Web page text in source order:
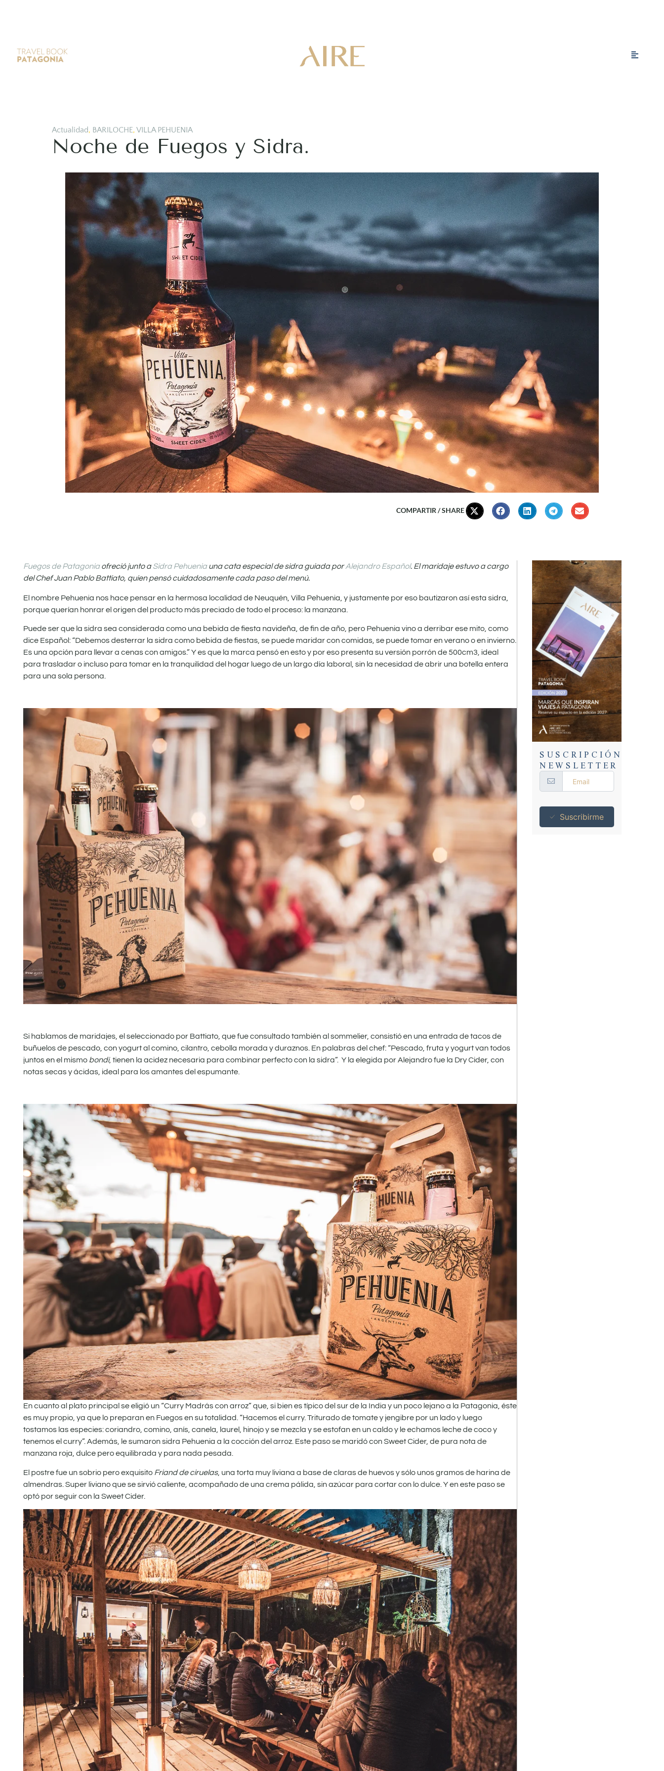
Actualidad, BARILOCHE, VILLA PEHUENIA
Noche de Fuegos y Sidra.
COMPARTIR / SHARE
Fuegos de Patagoniaofreció junto aSidra Pehueniauna cata especial de sidra guiada porAlejandro Español. El maridaje estuvo a cargo
del Chef Juan Pablo Battiato, quien pensó cuidadosamente cada paso del menú.
El nombre Pehuenia nos hace pensar en la hermosa localidad de Neuquén, Villa Pehuenia, y justamente por eso bautizaron así esta sidra,
porque querían honrar el origen del producto más preciado de todo el proceso: la manzana.
Puede ser que la sidra sea considerada como una bebida de fiesta navideña, de fin de año, pero Pehuenia vino a derribar ese mito, como
dice Español: “Debemos desterrar la sidra como bebida de fiestas, se puede maridar con comidas, se puede tomar en verano o en invierno.
Es una opción para llevar a cenas con amigos.” Y es que la marca pensó en esto y por eso presenta su versión porrón de 500cm3, ideal
para trasladar o incluso para tomar en la tranquilidad del hogar luego de un largo día laboral, sin la necesidad de abrir una botella entera
para una sola persona.
Si hablamos de maridajes, el seleccionado por Battiato, que fue consultado también al sommelier, consistió en una entrada de tacos de
buñuelos de pescado, con yogurt al comino, cilantro, cebolla morada y duraznos. En palabras del chef: “Pescado, fruta y yogurt van todos
juntos en el mismo bondi, tienen la acidez necesaria para combinar perfecto con la sidra”. Y la elegida por Alejandro fue la Dry Cider, con
notas secas y ácidas, ideal para los amantes del espumante.
En cuanto al plato principal se eligió un “Curry Madrás con arroz” que, si bien es típico del sur de la India y un poco lejano a la Patagonia, éste
es muy propio, ya que lo preparan en Fuegos en su totalidad. “Hacemos el curry. Triturado de tomate y jengibre por un lado y luego
tostamos las especies: coriandro, comino, anís, canela, laurel, hinojo y se mezcla y se estofan en un caldo y le echamos leche de coco y
tenemos el curry”. Además, le sumaron sidra Pehuenia a la cocción del arroz. Este paso se maridó con Sweet Cider, de pura nota de
manzana roja, dulce pero equilibrada y para nada pesada.
El postre fue un sobrio pero exquisito Friand de ciruelas, una torta muy liviana a base de claras de huevos y sólo unos gramos de harina de
almendras. Super liviano que se sirvió caliente, acompañado de una crema pálida, sin azúcar para cortar con lo dulce. Y en este paso se
optó por seguir con la Sweet Cider.
SUSCRIPCIÓN
NEWSLETTER
Suscribirme